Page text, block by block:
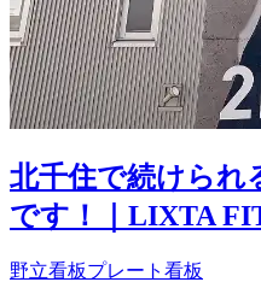
北千住で続けられ
です！｜LIXTA
野立看板プレート看板